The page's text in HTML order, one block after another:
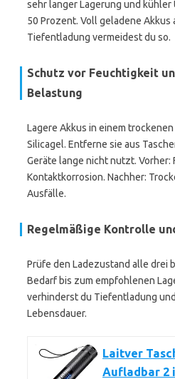
sehr langer Lagerung und kühler
50 Prozent. Voll geladene Akkus
Tiefentladung vermeidest du so.
Schutz vor Feuchtigkeit
Belastung
Lagere Akkus in einem
Silicagel. Entferne sie aus
Geräte lange nicht nutzt.
Kontaktkorrosion. Nachher:
Ausfälle.
Regelmäßige Kontrolle
Prüfe den Ladezustand alle drei
Bedarf bis zum empfohlenen
verhinderst du Tiefentladung
Lebensdauer.
Laitver
Aufladbar 2